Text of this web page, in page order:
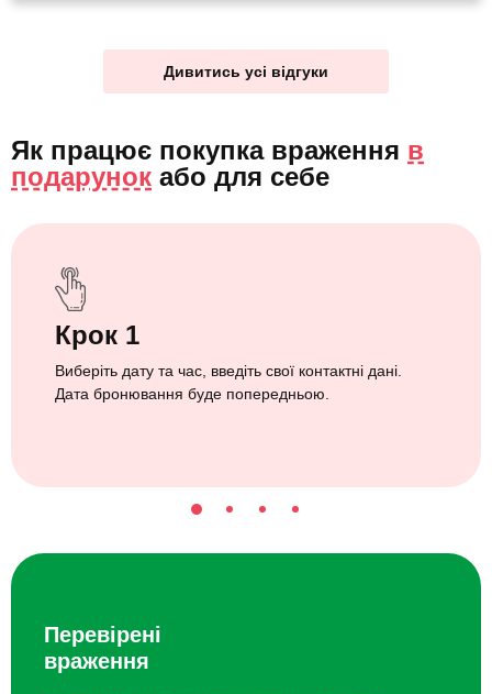
Дивитись усі відгуки
Як працює покупка враження в
подарунок або для себе
Крок 1
Виберіть дату та час, введіть свої контактні дані.
Дата бронювання буде попередньою.
Перевірені
враження